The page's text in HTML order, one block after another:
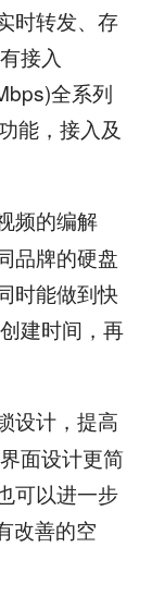
时转发、存
接入
全系列
能，接入及
频的编解
品牌的硬盘
时能做到快
建时间，再
设计，提高
面设计更简
可以进一步
改善的空